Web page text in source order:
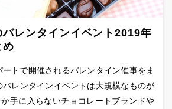
レンタインイベント2019年
め
トで開催されるバレンタイン催事をま
バレンタインイベントは大規模なものが
手に入らないチョコレートブランドや